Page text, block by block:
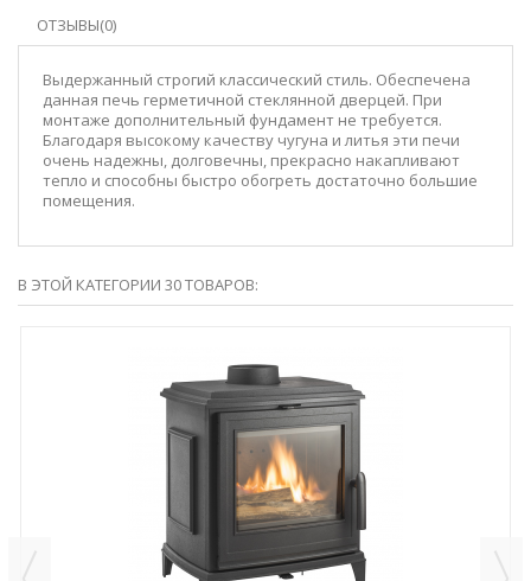
ОТЗЫВЫ(0)
Выдержанный строгий классический стиль. Обеспечена
данная печь герметичной стеклянной дверцей. При
монтаже дополнительный фундамент не требуется.
Благодаря высокому качеству чугуна и литья эти печи
очень надежны, долговечны, прекрасно накапливают
тепло и способны быстро обогреть достаточно большие
помещения.
В ЭТОЙ КАТЕГОРИИ 30 ТОВАРОВ: